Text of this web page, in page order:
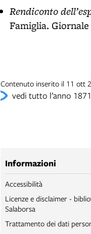
Rendiconto
Famiglia.
Contenuto inserito il 11 ott
vedi tutto l’anno 1871
Informazioni
Accessibilità
Licenze e disclaimer -
Salaborsa
Trattamento dei dati